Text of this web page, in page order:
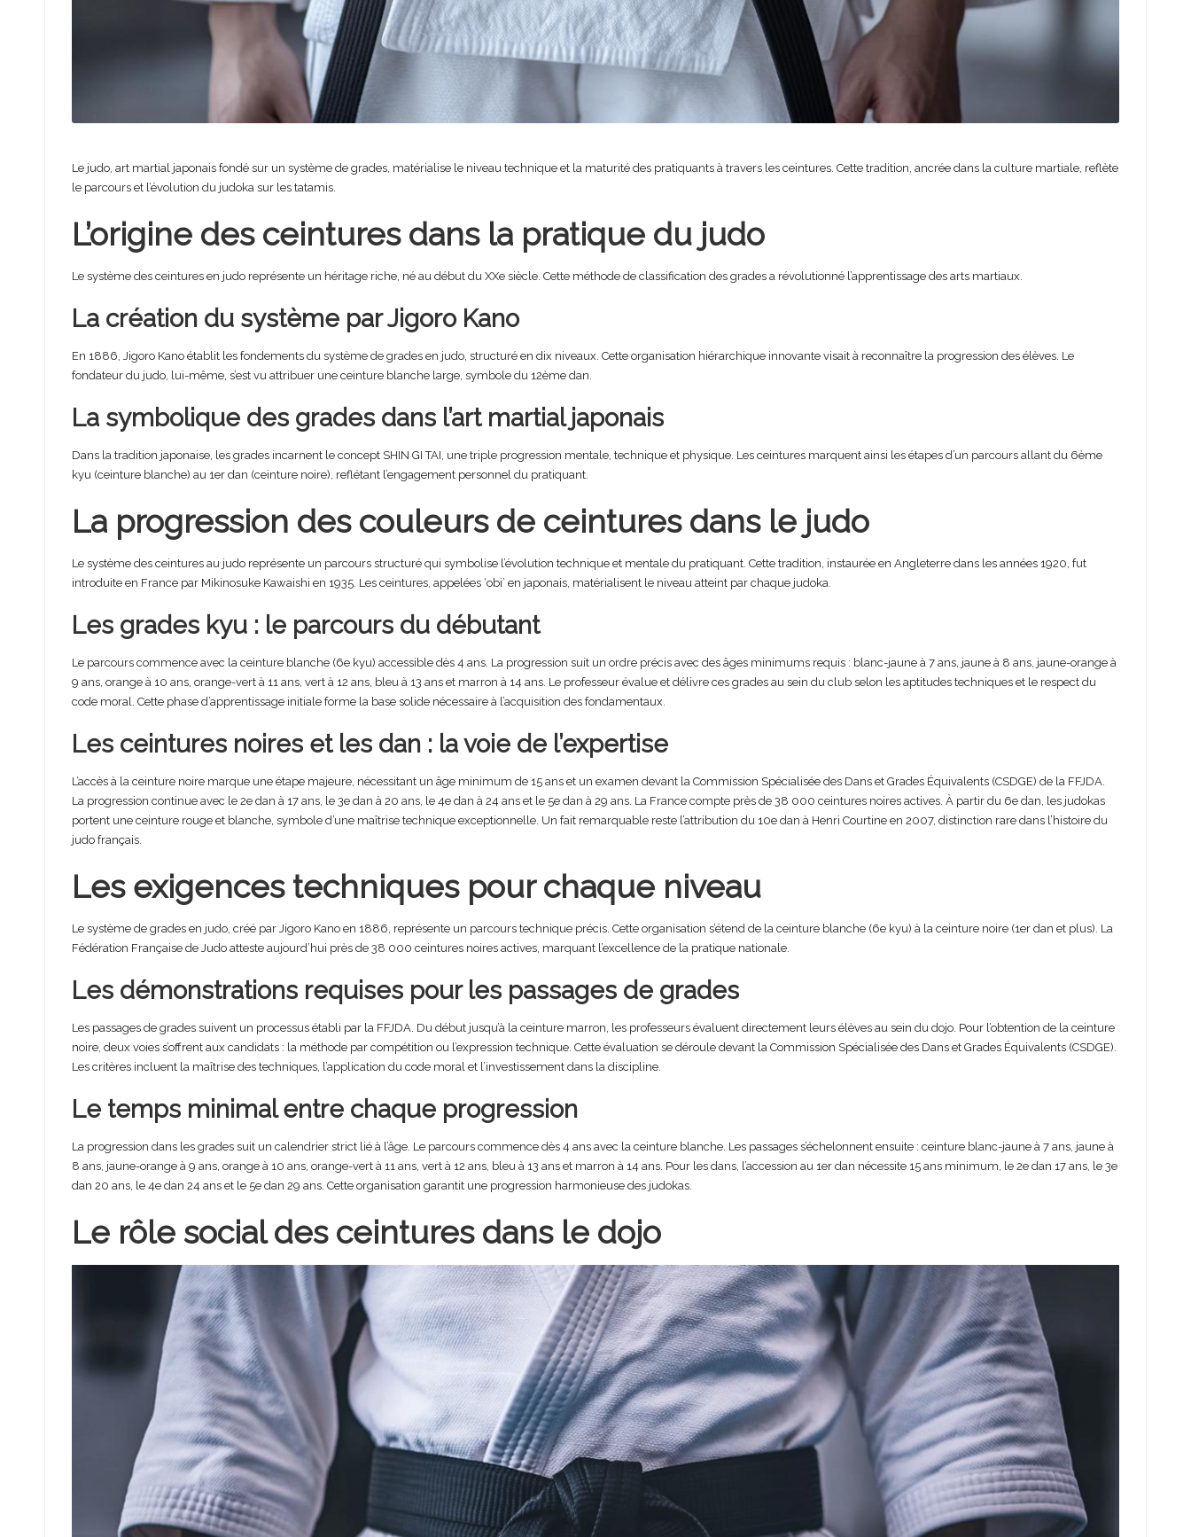
Le judo, art martial japonais fondé sur un système de grades, matérialise le niveau technique et la maturité des pratiquants à travers les ceintures. Cette tradition, ancrée dans la culture martiale, reflète
le parcours et l’évolution du judoka sur les tatamis.
L’origine des ceintures dans la pratique du judo
Le système des ceintures en judo représente un héritage riche, né au début du XXe siècle. Cette méthode de classification des grades a révolutionné l’apprentissage des arts martiaux.
La création du système par Jigoro Kano
En 1886, Jigoro Kano établit les fondements du système de grades en judo, structuré en dix niveaux. Cette organisation hiérarchique innovante visait à reconnaître la progression des élèves. Le
fondateur du judo, lui-même, s’est vu attribuer une ceinture blanche large, symbole du 12ème dan.
La symbolique des grades dans l’art martial japonais
Dans la tradition japonaise, les grades incarnent le concept SHIN GI TAI, une triple progression mentale, technique et physique. Les ceintures marquent ainsi les étapes d’un parcours allant du 6ème
kyu (ceinture blanche) au 1er dan (ceinture noire), reflétant l’engagement personnel du pratiquant.
La progression des couleurs de ceintures dans le judo
Le système des ceintures au judo représente un parcours structuré qui symbolise l’évolution technique et mentale du pratiquant. Cette tradition, instaurée en Angleterre dans les années 1920, fut
introduite en France par Mikinosuke Kawaishi en 1935. Les ceintures, appelées ‘obi’ en japonais, matérialisent le niveau atteint par chaque judoka.
Les grades kyu : le parcours du débutant
Le parcours commence avec la ceinture blanche (6e kyu) accessible dès 4 ans. La progression suit un ordre précis avec des âges minimums requis : blanc-jaune à 7 ans, jaune à 8 ans, jaune-orange à
9 ans, orange à 10 ans, orange-vert à 11 ans, vert à 12 ans, bleu à 13 ans et marron à 14 ans. Le professeur évalue et délivre ces grades au sein du club selon les aptitudes techniques et le respect du
code moral. Cette phase d’apprentissage initiale forme la base solide nécessaire à l’acquisition des fondamentaux.
Les ceintures noires et les dan : la voie de l’expertise
L’accès à la ceinture noire marque une étape majeure, nécessitant un âge minimum de 15 ans et un examen devant la Commission Spécialisée des Dans et Grades Équivalents (CSDGE) de la FFJDA.
La progression continue avec le 2e dan à 17 ans, le 3e dan à 20 ans, le 4e dan à 24 ans et le 5e dan à 29 ans. La France compte près de 38 000 ceintures noires actives. À partir du 6e dan, les judokas
portent une ceinture rouge et blanche, symbole d’une maîtrise technique exceptionnelle. Un fait remarquable reste l’attribution du 10e dan à Henri Courtine en 2007, distinction rare dans l’histoire du
judo français.
Les exigences techniques pour chaque niveau
Le système de grades en judo, créé par Jigoro Kano en 1886, représente un parcours technique précis. Cette organisation s’étend de la ceinture blanche (6e kyu) à la ceinture noire (1er dan et plus). La
Fédération Française de Judo atteste aujourd’hui près de 38 000 ceintures noires actives, marquant l’excellence de la pratique nationale.
Les démonstrations requises pour les passages de grades
Les passages de grades suivent un processus établi par la FFJDA. Du début jusqu’à la ceinture marron, les professeurs évaluent directement leurs élèves au sein du dojo. Pour l’obtention de la ceinture
noire, deux voies s’offrent aux candidats : la méthode par compétition ou l’expression technique. Cette évaluation se déroule devant la Commission Spécialisée des Dans et Grades Équivalents (CSDGE).
Les critères incluent la maîtrise des techniques, l’application du code moral et l’investissement dans la discipline.
Le temps minimal entre chaque progression
La progression dans les grades suit un calendrier strict lié à l’âge. Le parcours commence dès 4 ans avec la ceinture blanche. Les passages s’échelonnent ensuite : ceinture blanc-jaune à 7 ans, jaune à
8 ans, jaune-orange à 9 ans, orange à 10 ans, orange-vert à 11 ans, vert à 12 ans, bleu à 13 ans et marron à 14 ans. Pour les dans, l’accession au 1er dan nécessite 15 ans minimum, le 2e dan 17 ans, le 3e
dan 20 ans, le 4e dan 24 ans et le 5e dan 29 ans. Cette organisation garantit une progression harmonieuse des judokas.
Le rôle social des ceintures dans le dojo